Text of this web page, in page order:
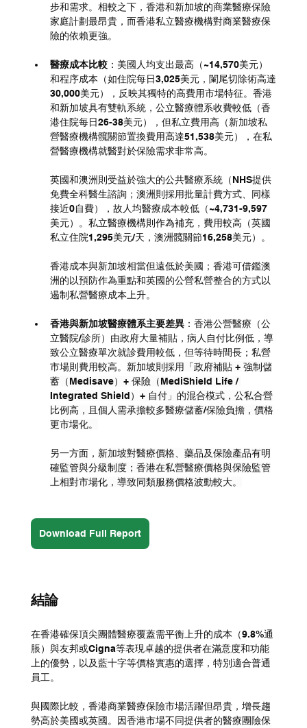
步和需求。相較之下，香港和新加坡的商業醫療保險
家庭計劃最昂貴，而香港私立醫療機構對商業醫療保
險的依賴更強。
醫療成本比較：美國人均支出最高（~14,570美元）
和程序成本（如住院每日3,025美元，闌尾切除術高達
30,000美元），反映其獨特的高費用市場特征。香港
和新加坡具有雙軌系統，公立醫療體系收費較低（香
港住院每日26-38美元），但私立費用高（新加坡私
營醫療機構髖關節置換費用高達51,538美元），在私
營醫療機構就醫對於保險需求非常高。
英國和澳洲則受益於強大的公共醫療系統（NHS提供
免費全科醫生諮詢；澳洲則採用批量計費方式、同樣
接近0自費），故人均醫療成本較低（~4,731-9,597
美元）。私立醫療機構則作為補充，費用較高（英國
私立住院1,295美元/天，澳洲髖關節16,258美元）。
香港成本與新加坡相當但遠低於美國；香港可借鑑澳
洲的以預防作為重點和英國的公營私營整合的方式以
遏制私營醫療成本上升。
香港與新加坡醫療體系主要差異：香港公營醫療（公
立醫院/診所）由政府大量補貼，病人自付比例低，導
致公立醫療單次就診費用較低，但等待時間長；私營
市場則費用較高。 新加坡則採用「政府補貼 + 強制儲
蓄（Medisave）+ 保險（MediShield Life /
Integrated Shield）+ 自付」的混合模式，公私合營
比例高，且個人需承擔較多醫療儲蓄/保險負擔，價格
更市場化。
另一方面， 新加坡對醫療價格、藥品及保險產品有明
確監管與分級制度；香港在私營醫療價格與保險監管
上相對市場化，導致同類服務價格波動較大。
Download Full Report
結論
在香港確保頂尖團體醫療覆蓋需平衡上升的成本（9.8%通
脹）與友邦或Cigna等表現卓越的提供者在滿意度和功能
上的優勢，以及藍十字等價格實惠的選擇，特別適合普通
員工。
與國際比較，香港商業醫療保險市場活躍但昂貴，增長趨
勢高於美國或英國。因香港市場不同提供者的醫療團險保